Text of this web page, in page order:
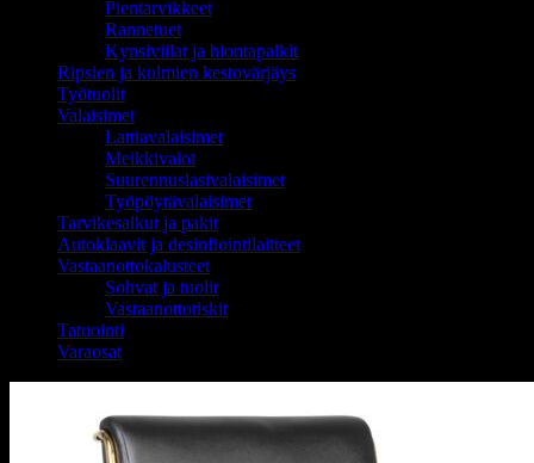
Pientarvikkeet
Rannetuet
Kynsiviilat ja hiontapalkit
Ripsien ja kulmien kestovärjäys
Työtuolit
Valaisimet
Lattiavalaisimet
Meikkivalot
Suurennuslasivalaisimet
Työpöytävalaisimet
Tarvikesalkut ja pakit
Autoklaavit ja desinfiointilaitteet
Vastaanottokalusteet
Sohvat ja tuolit
Vastaanottotiskit
Tatuointi
Varaosat